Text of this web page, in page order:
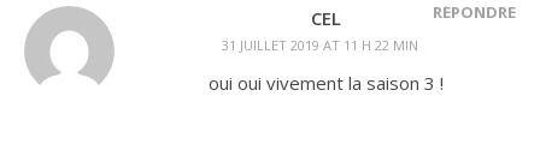
CEL
31 JUILLET 2019 AT 11 H 22 MIN
RÉPONDRE
oui oui vivement la saison 3 !